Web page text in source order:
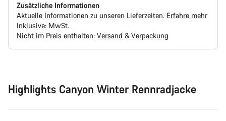
Zusätzliche Informationen
Aktuelle Informationen zu unseren Lieferzeiten. Erfahre mehr
Inklusive: MwSt.
Nicht im Preis enthalten: Versand & Verpackung
Highlights Canyon Winter Rennradjacke